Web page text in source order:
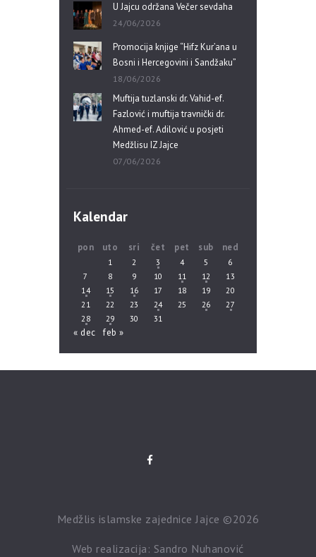
U Jajcu održana Večer sevdaha
24/06/2026
Promocija knjige “Hifz Kur’ana u
Bosni i Hercegovini i Sandžaku”
18/06/2026
Muftija tuzlanski dr. Vahid-ef.
Fazlović i muftija travnički dr.
Ahmed-ef. Adilović u posjeti
Medžlisu IZ Jajce
07/06/2026
Kalendar
pon uto sri čet pet sub ned
1 2 3 4 5
6
7
8 9 10 11 12
13
14
15 16 17 18 19
20
21
22 23 24 25 26
27
28
29 30 31
« dec feb »
Medžlis islamske zajednice Jajce ©2026
Web realizacija: Sandro Nuhanović